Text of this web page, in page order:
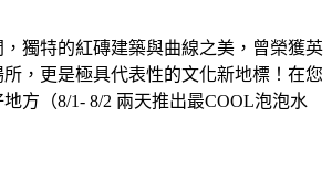
獨特的紅磚建築與曲線之美，曾榮獲英
，更是極具代表性的文化新地標！在您
方（8/1- 8/2 兩天推出最COOL泡泡水